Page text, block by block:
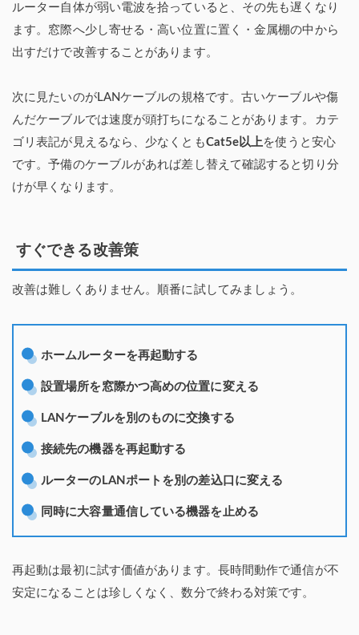
ルーター自体が弱い電波を拾っていると、その先も遅くなり
ます。窓際へ少し寄せる・高い位置に置く・金属棚の中から
出すだけで改善することがあります。
次に見たいのがLANケーブルの規格です。古いケーブルや傷
んだケーブルでは速度が頭打ちになることがあります。カテ
ゴリ表記が見えるなら、少なくともCat5e以上 を使うと安心
です。予備のケーブルがあれば差し替えて確認すると切り分
けが早くなります。
すぐできる改善策
改善は難しくありません。順番に試してみましょう。
ホームルーターを再起動する
設置場所を窓際かつ高めの位置に変える
LANケーブルを別のものに交換する
接続先の機器を再起動する
ルーターのLANポートを別の差込口に変える
同時に大容量通信している機器を止める
再起動は最初に試す価値があります。長時間動作で通信が不
安定になることは珍しくなく、数分で終わる対策です。